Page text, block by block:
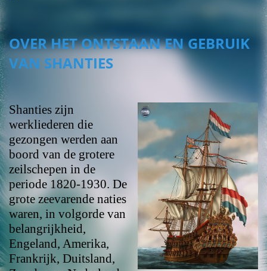
OVER HET ONTSTAAN EN GEBRUIK
VAN SHANTIES
Shanties zijn
werkliederen die
gezongen werden aan
boord van de grotere
zeilschepen in de
periode 1820-1930. De
grote zeevarende naties
waren, in volgorde van
belangrijkheid,
Engeland, Amerika,
Frankrijk, Duitsland,